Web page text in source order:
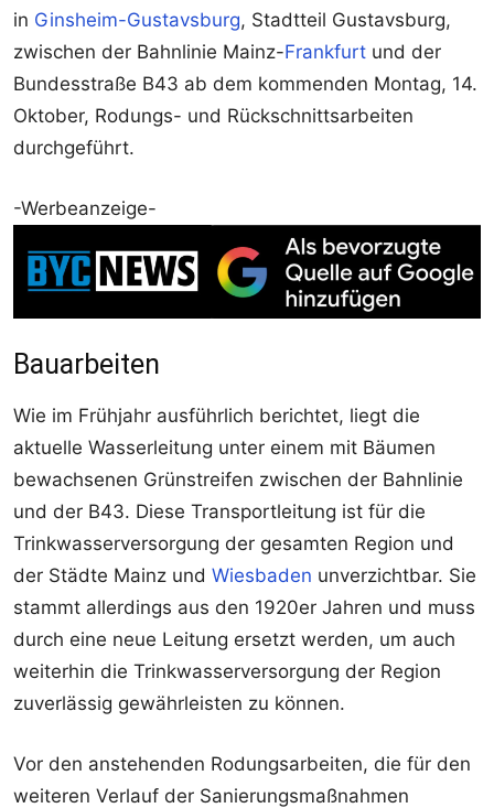
in Ginsheim-Gustavsburg, Stadtteil Gustavsburg,
zwischen der Bahnlinie Mainz-Frankfurt und der
Bundesstraße B43 ab dem kommenden Montag, 14.
Oktober, Rodungs- und Rückschnittsarbeiten
durchgeführt.
-Werbeanzeige-
Bauarbeiten
Wie im Frühjahr ausführlich berichtet, liegt die
aktuelle Wasserleitung unter einem mit Bäumen
bewachsenen Grünstreifen zwischen der Bahnlinie
und der B43. Diese Transportleitung ist für die
Trinkwasserversorgung der gesamten Region und
der Städte Mainz und Wiesbaden unverzichtbar. Sie
stammt allerdings aus den 1920er Jahren und muss
durch eine neue Leitung ersetzt werden, um auch
weiterhin die Trinkwasserversorgung der Region
zuverlässig gewährleisten zu können.
Vor den anstehenden Rodungsarbeiten, die für den
weiteren Verlauf der Sanierungsmaßnahmen